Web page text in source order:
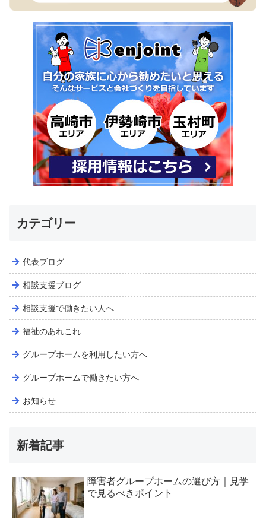
カテゴリー
代表ブログ
相談支援ブログ
相談支援で働きたい人へ
福祉のあれこれ
グループホームを利用したい方へ
グループホームで働きたい方へ
お知らせ
新着記事
障害者グループホームの選び方｜見学
で見るべきポイント